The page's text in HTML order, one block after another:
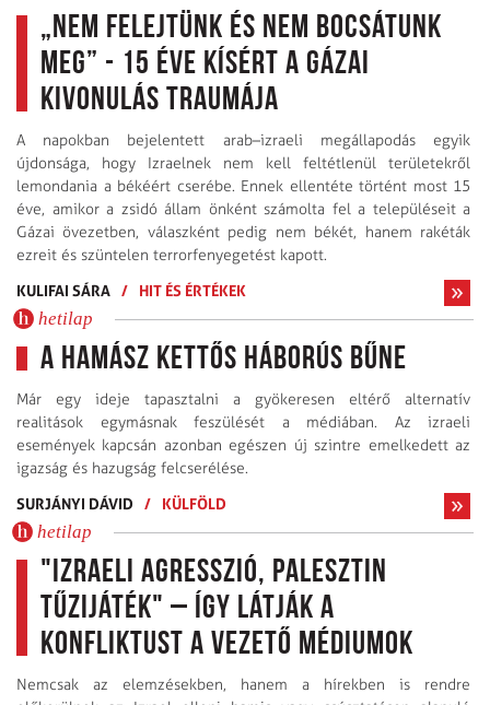
„Nem felejtünk és nem bocsátunk
meg” - 15 éve kísért a gázai
kivonulás traumája
A napokban bejelentett arab–izraeli megállapodás egyik
újdonsága, hogy Izraelnek nem kell feltétlenül területekről
lemondania a békéért cserébe. Ennek ellentéte történt most 15
éve, amikor a zsidó állam önként számolta fel a településeit a
Gázai övezetben, válaszként pedig nem békét, hanem rakéták
ezreit és szüntelen terrorfenyegetést kapott.
KULIFAI SÁRA / HIT ÉS ÉRTÉKEK
hetilap
A Hamász kettős háborús bűne
Már egy ideje tapasztalni a gyökeresen eltérő alternatív
realitások egymásnak feszülését a médiában. Az izraeli
események kapcsán azonban egészen új szintre emelkedett az
igazság és hazugság felcserélése.
SURJÁNYI DÁVID
/ KÜLFÖLD
hetilap
"Izraeli agresszió, palesztin
tűzijáték" – így látják a
konfliktust a vezető médiumok
Nemcsak az elemzésekben, hanem a hírekben is rendre